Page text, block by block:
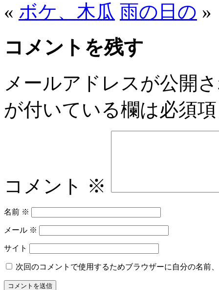
« ボケ、木瓜 雨の日の »
コメントを残す
メールアドレスが公開
が付いている欄は必須
コメント ※
名前 ※
メール ※
サイト
次回のコメントで使用するためブラウザーに自分の名前